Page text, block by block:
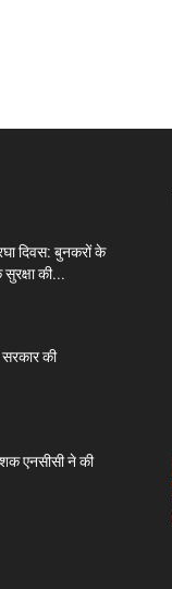
दिवस: बुनकरों के
की...
सरकार की
एनसीसी ने की